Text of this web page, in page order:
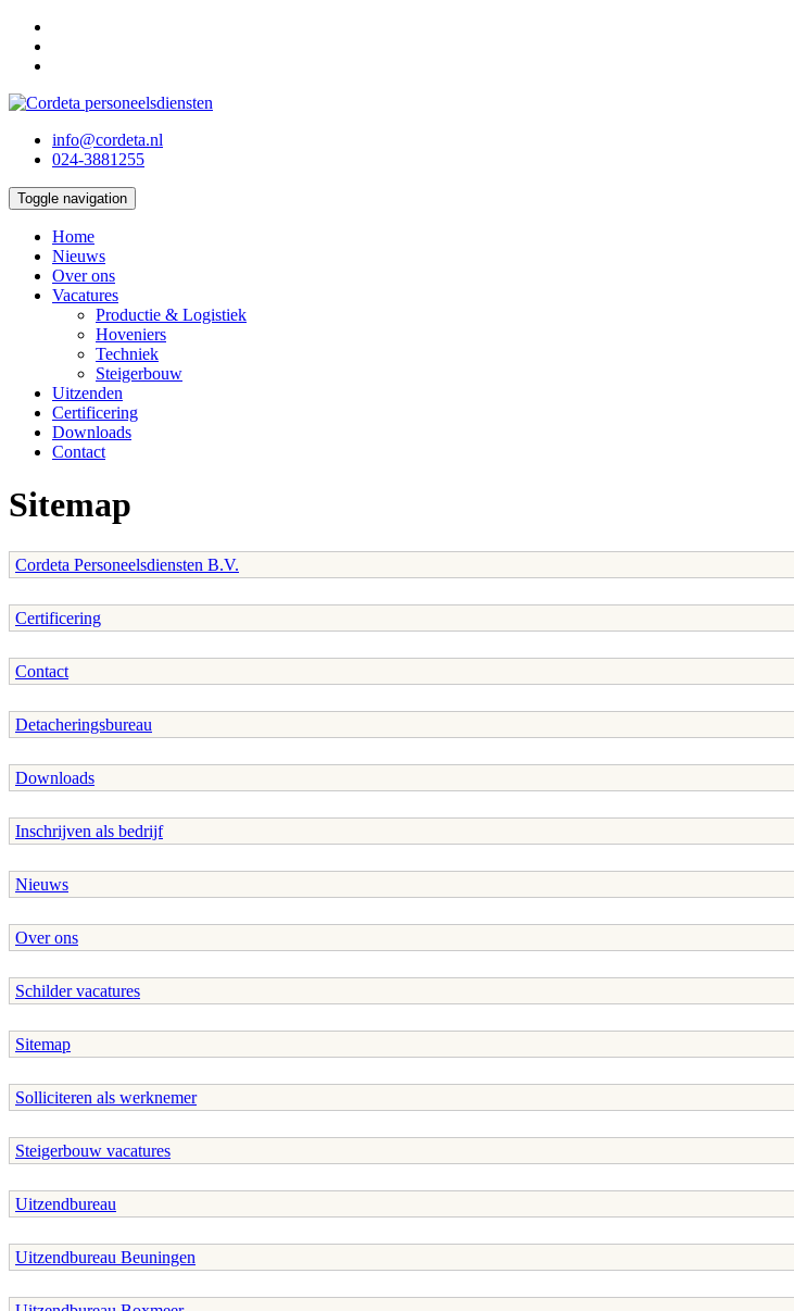
info@cordeta.nl
024-3881255
Toggle navigation
Home
Nieuws
Over ons
Vacatures
Productie & Logistiek
Hoveniers
Techniek
Steigerbouw
Uitzenden
Certificering
Downloads
Contact
Sitemap
Cordeta Personeelsdiensten B.V.
Certificering
Contact
Detacheringsbureau
Downloads
Inschrijven als bedrijf
Nieuws
Over ons
Schilder vacatures
Sitemap
Solliciteren als werknemer
Steigerbouw vacatures
Uitzendbureau
Uitzendbureau Beuningen